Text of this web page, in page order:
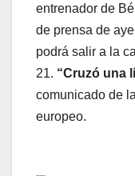
entrenador de
de prensa de
podrá salir a la
21. “Cruzó una
comunicado de
europeo.